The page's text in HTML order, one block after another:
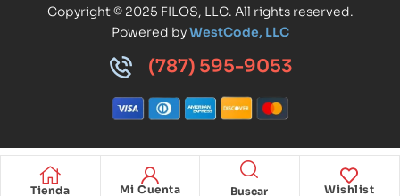
Tienda Mi Cuenta Wishlist
Copyright © 2025 FILOS, LLC. All rights reserved.
Powered byWestCode, LLC
(787) 595-9053